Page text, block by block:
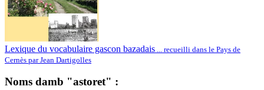
Lexique du vocabulaire gascon bazadais ... recueilli dans le Pays de
Cernès par Jean Dartigolles
Noms damb "astoret" :